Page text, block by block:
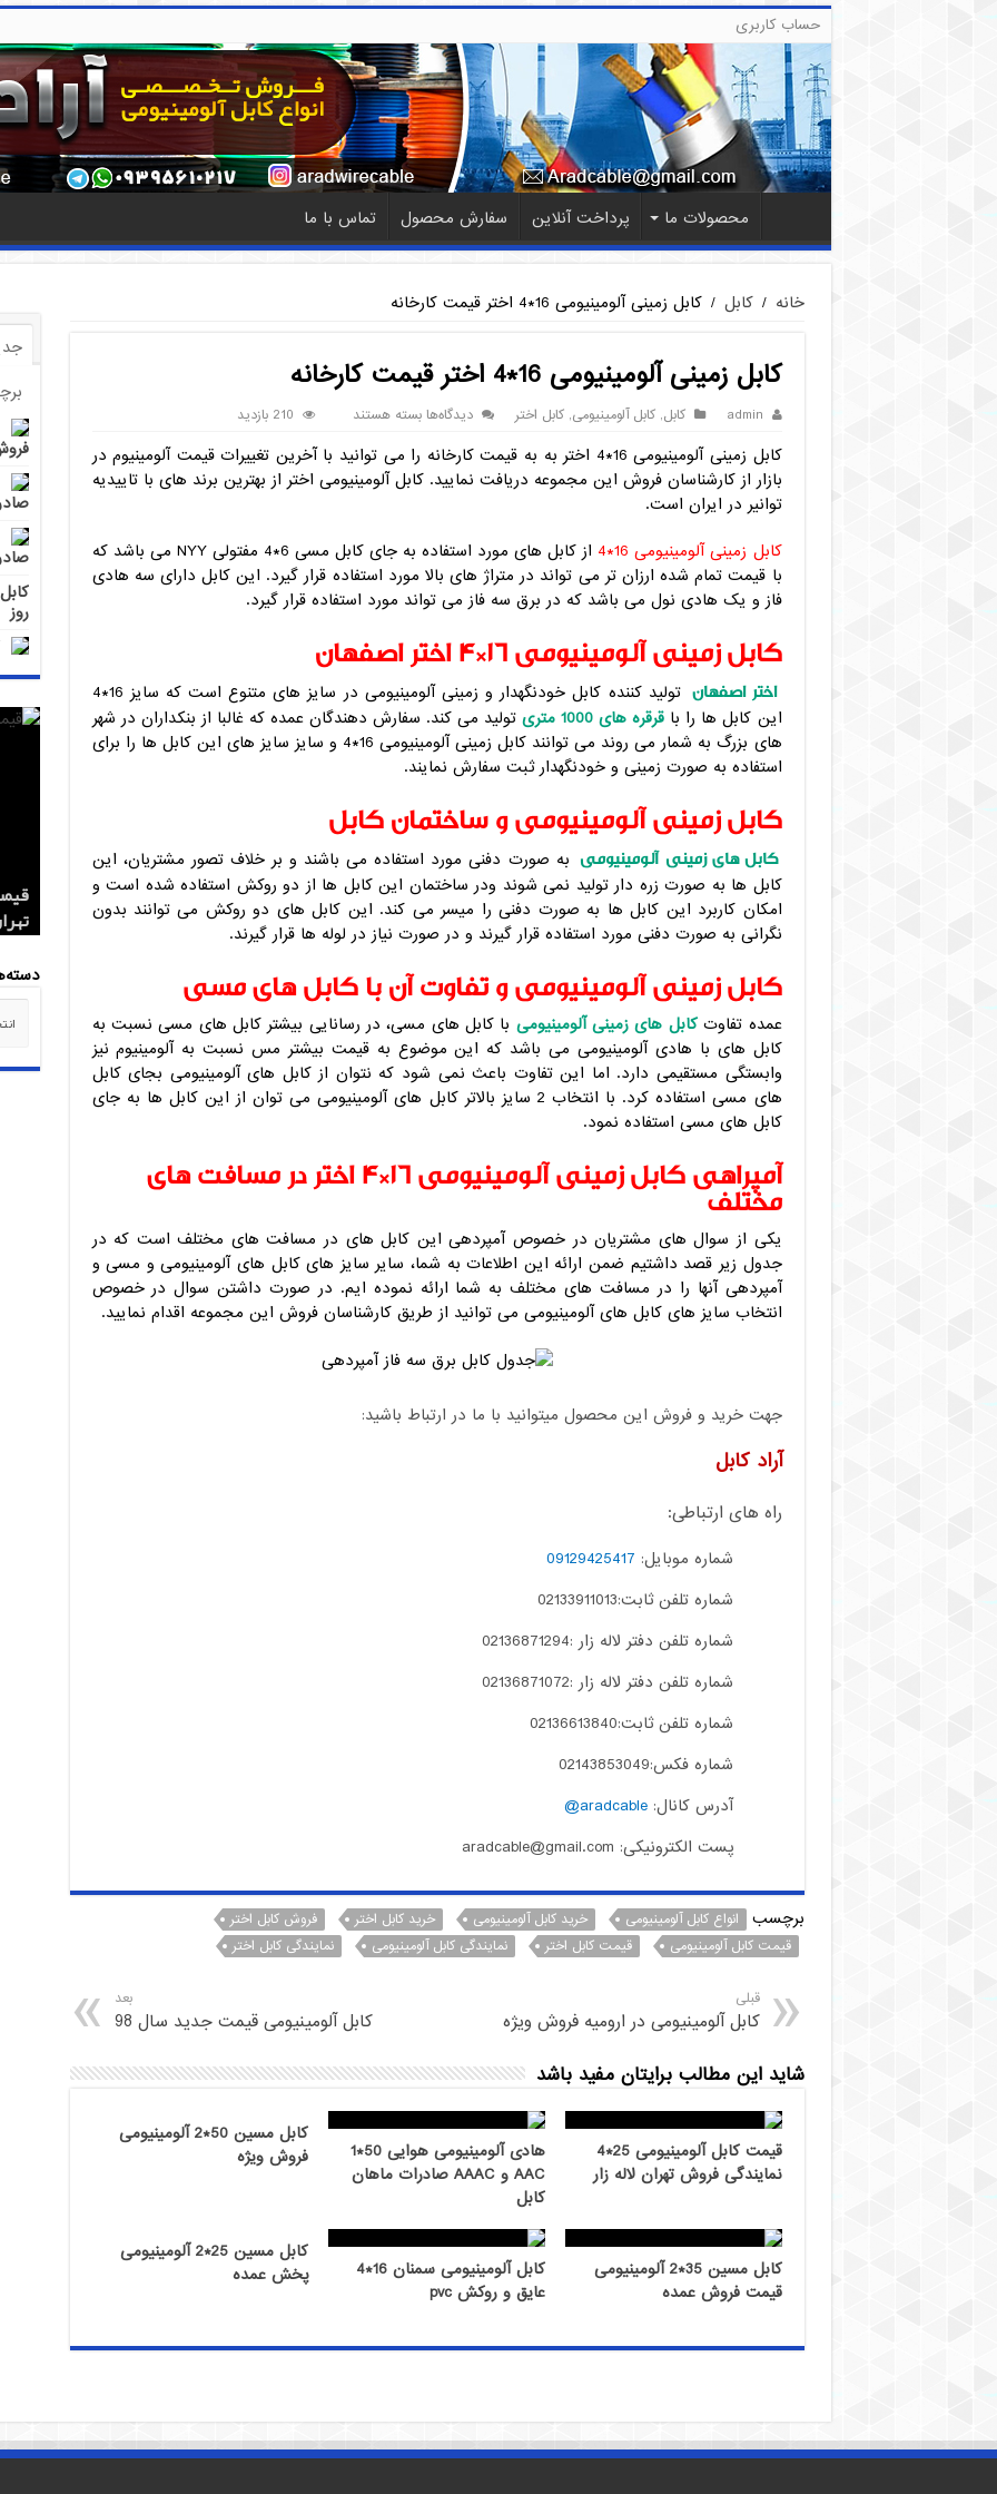
حساب کاربری
محصولات ما پرداخت آنلاین سفارش محصول تماس با ما
خانه / کابل / کابل زمینی آلومینیومی 16*4 اختر قیمت کارخانه
کابل زمینی آلومینیومی 16*4 اختر قیمت کارخانه
admin کابل,کابل آلومینیومی,کابل اختر دیدگاه‌هابرای
زمینی
آلومینیومی
16*4
کارخانه
بسته هستند 210 بازدید
کابل زمینی آلومینیومی 16*4 اختر به به قیمت کارخانه را می توانید با آخرین تغییرات قیمت آلومینیوم در
بازار از کارشناسان فروش این مجموعه دریافت نمایید. کابل آلومینیومی اختر از بهترین برند های با تاییدیه
توانیر در ایران است.
کابل زمینی آلومینیومی 16*4
از کابل های مورد استفاده به جای کابل مسی 6*4 مفتولی NYY می باشد که
با قیمت تمام شده ارزان تر می تواند در متراژ های بالا مورد استفاده قرار گیرد. این کابل دارای سه هادی
فاز و یک هادی نول می باشد که در برق سه فاز می تواند مورد استفاده قرار گیرد.
کابل زمینی آلومینیومی 16*4 اختر اصفهان
اختر اصفهان
تولید کننده کابل خودنگهدار و زمینی آلومینیومی در سایز های متنوع است که سایز 16*4
این کابل ها را با قرقره های 1000 متری
تولید می کند. سفارش دهندگان عمده که غالبا از بنکداران در شهر
های بزرگ به شمار می روند می توانند کابل زمینی آلومینیومی 16*4 و سایز سایز های این کابل ها را برای
استفاده به صورت زمینی و خودنگهدار ثبت سفارش نمایند.
کابل زمینی آلومینیومی و ساختمان کابل
کابل های زمینی آلومینیومی به صورت دفنی مورد استفاده می باشند و بر خلاف تصور مشتریان، این
کابل ها به صورت زره دار تولید نمی شوند ودر ساختمان این کابل ها از دو روکش استفاده شده است و
امکان کاربرد این کابل ها به صورت دفنی را میسر می کند. این کابل های دو روکش می توانند بدون
نگرانی به صورت دفنی مورد استفاده قرار گیرند و در صورت نیاز در لوله ها قرار گیرند.
کابل زمینی آلومینیومی و تفاوت آن با کابل های مسی
عمده تفاوتکابل های زمینی آلومینیومی با کابل های مسی، در رسانایی بیشتر کابل های مسی نسبت به
کابل های با هادی آلومینیومی می باشد که این موضوع به قیمت بیشتر مس نسبت به آلومینیوم نیز
وابستگی مستقیمی دارد. اما این تفاوت باعث نمی شود که نتوان از کابل های آلومینیومی بجای کابل
های مسی استفاده کرد. با انتخاب 2 سایز بالاتر کابل های آلومینیومی می توان از این کابل ها به جای
کابل های مسی استفاده نمود.
آمپراهی کابل زمینی آلومینیومی 16*4 اختر در مسافت های
مختلف
یکی از سوال های مشتریان در خصوص آمپردهی این کابل های در مسافت های مختلف است که در
جدول زیر قصد داشتیم ضمن ارائه این اطلاعات به شما، سایر سایز های کابل های آلومینیومی و مسی و
آمپردهی آنها را در مسافت های مختلف به شما ارائه نموده ایم. در صورت داشتن سوال در خصوص
انتخاب سایز های کابل های آلومینیومی می توانید از طریق کارشناسان فروش این مجموعه اقدام نمایید.
جهت خرید و فروش این محصول میتوانید با ما در ارتباط باشید:
آراد کابل
راه های ارتباطی:
شماره موبایل: 09129425417
شماره تلفن ثابت:02133911013
شماره تلفن دفتر لاله زار :02136871294
شماره تلفن دفتر لاله زار :02136871072
شماره تلفن ثابت:02136613840
شماره فکس:02143853049
آدرس کانال:aradcable@
پست الکترونیکی: aradcable@gmail.com
برچسب انواع کابل آلومینیومی خرید کابل آلومینیومی خرید کابل اختر
فروش کابل اختر
قیمت کابل آلومینیومی
قیمت کابل اختر نمایندگی کابل آلومینیومی نمایندگی کابل اختر
قبلی
کابل آلومینیومی در ارومیه فروش ویژه
بعد
کابل آلومینیومی قیمت جدید سال 98
شاید این مطالب برایتان مفید باشد
قیمت کابل آلومینیومی 25*4
نمایندگی فروش تهران لاله زار
هادی آلومینیومی هوایی 50*1
AAC و AAAC صادرات ماهان
کابل
کابل مسین 50*2 آلومینیومی
فروش ویژه
کابل مسین 35*2 آلومینیومی
قیمت فروش عمده
کابل آلومینیومی سمنان 16*4
عایق و روکش pvc
کابل مسین 25*2 آلومینیومی
پخش عمده
روز
کابل 1.5*2 لاستیکی